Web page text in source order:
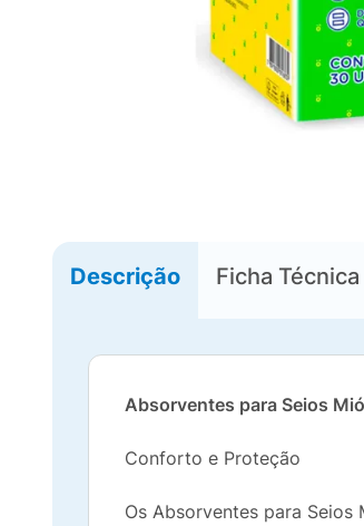
Descrição Ficha Técnica
Absorventes para Seios Mió
Conforto e Proteção
Os Absorventes para